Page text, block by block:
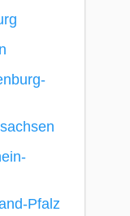
Pfalz